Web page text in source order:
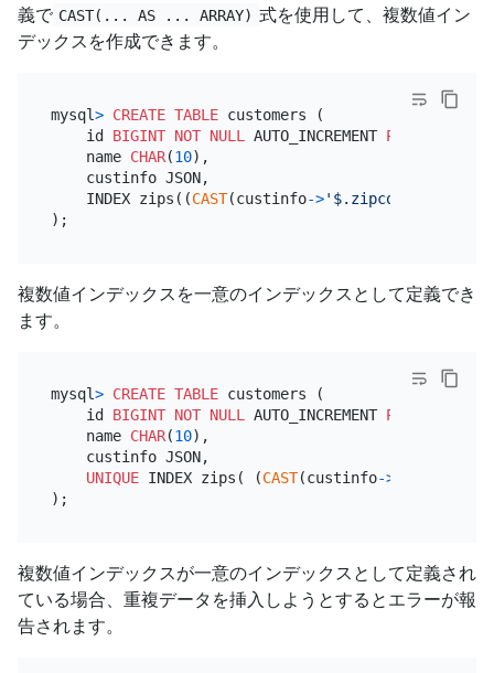
義で CAST(... AS ... ARRAY) 式を使用して、複数値イン
デックスを作成できます。
mysql> CREATE TABLE customers (
    id
BIGINT NOT NULL AUTO_INCREMENT PRIMARY KEY
    name
CHAR(10),
    custinfo JSON,
    INDEX zips((
CAST(custinfo->'$.zipcode'
複数値インデックスを一意のインデックスとして定義でき
ます。
mysql> CREATE TABLE customers (
    id
BIGINT NOT NULL AUTO_INCREMENT PRIMARY KEY
    name
CHAR(10),
    custinfo JSON,
UNIQUE INDEX zips( (CAST(custinfo->
複数値インデックスが一意のインデックスとして定義され
ている場合、重複データを挿入しようとするとエラーが報
告されます。